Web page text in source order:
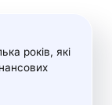
років, які